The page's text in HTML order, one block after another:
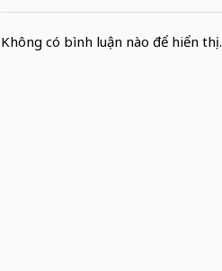
Không có bình luận nào để hiển thị.